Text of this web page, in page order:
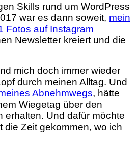
Skills rund um WordPress
war es dann soweit, mein
Fotos auf Instagram
Newsletter kreiert und die
mich doch immer wieder
durch meinen Alltag. Und
Abnehmwegs, hätte
Wiegetag über den
erhalten. Und dafür möchte
die Zeit gekommen, wo ich